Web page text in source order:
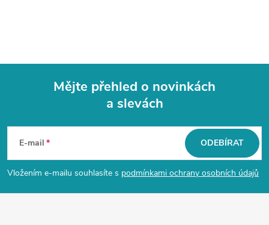
p
a
Mějte přehled o novinkách
a slevách
E-mail
Vložením e-mailu souhlasíte s podmínkami ochrany osobních údajů
ODEBÍRAT